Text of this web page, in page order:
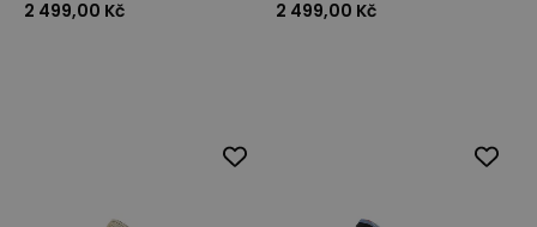
2 499,00 Kč 2 499,00 Kč